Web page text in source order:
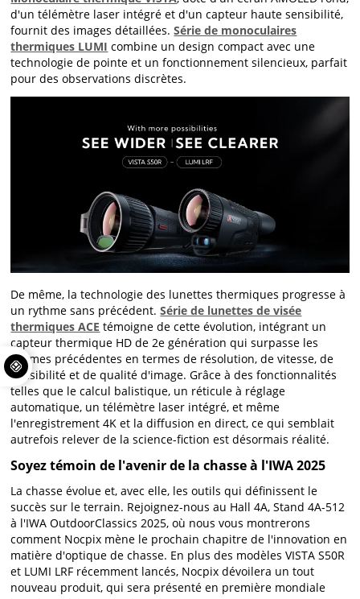
d'un télémètre laser intégré et d'un capteur haute sensibilité,
fournit des images détaillées.Série de monoculaires
thermiques LUMI combine un design compact avec une
technologie de pointe et un fonctionnement silencieux, parfait
pour des observations discrètes.
De même, la technologie des lunettes thermiques progresse à
un rythme sans précédent.Série de lunettes de visée
thermiques ACE témoigne de cette évolution, intégrant un
capteur thermique HD de 2e génération qui surpasse les
normes précédentes en termes de résolution, de vitesse, de
sensibilité et de qualité d'image. Grâce à des fonctionnalités
telles que le calcul balistique, un réticule à réglage
automatique, un télémètre laser intégré, et même
l'enregistrement 4K et la diffusion en direct, ce qui semblait
autrefois relever de la science-fiction est désormais réalité.
Soyez témoin de l'avenir de la chasse à l'IWA 2025
La chasse évolue et, avec elle, les outils qui définissent le
succès sur le terrain. Rejoignez-nous au Hall 4A, Stand 4A-512
à l'IWA OutdoorClassics 2025, où nous vous montrerons
comment Nocpix mène le prochain chapitre de l'innovation en
matière d'optique de chasse. En plus des modèles VISTA S50R
et LUMI LRF récemment lancés, Nocpix dévoilera un tout
nouveau produit, qui sera présenté en première mondiale